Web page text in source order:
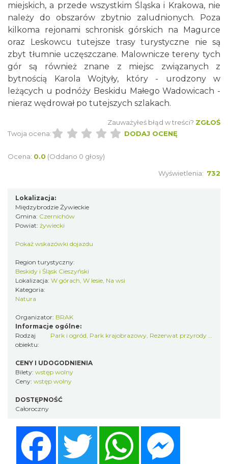
miejskich, a przede wszystkim Śląska i Krakowa, nie
należy do obszarów zbytnio zaludnionych. Poza
kilkoma rejonami schronisk górskich na Magurce
oraz Leskowcu tutejsze trasy turystyczne nie są
zbyt tłumnie uczęszczane. Malownicze tereny tych
gór są również znane z miejsc związanych z
bytnością Karola Wojtyły, który - urodzony w
leżących u podnóży Beskidu Małego Wadowicach -
nieraz wędrował po tutejszych szlakach.
Zauważyłeś błąd w treści? ZGŁOŚ
Twoja ocena:
DODAJ OCENĘ
Ocena: 0.0 (Oddano 0 głosy)
Wyświetlenia: 732
Lokalizacja:
Międzybrodzie Żywieckie
Gmina: Czernichów
Powiat: żywiecki
Pokaż wskazówki dojazdu
Region turystyczny:
Beskidy i Śląsk Cieszyński
Lokalizacja: W górach, W lesie, Na wsi
Kategoria:
Natura
Organizator: BRAK
Informacje ogólne:
Rodzaj
obiektu:
Park i ogród, Park krajobrazowy, Rezerwat przyrody / użytek ekologiczny
CENY I UDOGODNIENIA
Bilety: wstęp wolny
Ceny: wstęp wolny
DOSTĘPNOŚĆ
Całoroczny
Twitter WhatsApp